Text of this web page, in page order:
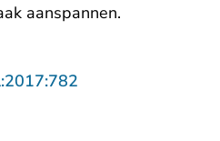
aanspannen.